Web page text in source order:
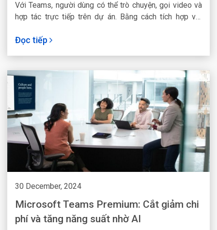
Với Teams, người dùng có thể trò chuyện, gọi video và
hợp tác trực tiếp trên dự án. Bằng cách tích hợp với
chia sẻ trực tiếp trong Teams. Từ đó tăng tính nhất
Đọc tiếp
30 December, 2024
Microsoft Teams Premium: Cắt giảm chi
phí và tăng năng suất nhờ AI